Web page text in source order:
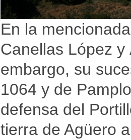
En la
Canellas López
embargo, su
1064 y de
defensa del
tierra de Agüero